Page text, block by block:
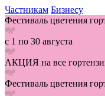
Частникам Бизнесу
Фестиваль цветения
с 1 по 30 августа
АКЦИЯ на все
Фестиваль цветения